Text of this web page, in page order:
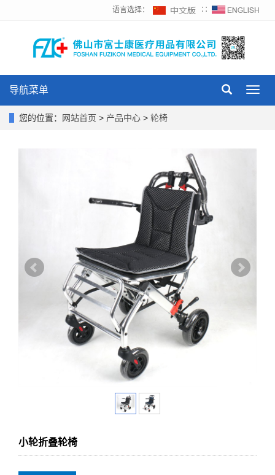
语言选择： ∷
导航菜单
您的位置： 网站首页 > 产品中心 > 轮椅
小轮折叠轮椅